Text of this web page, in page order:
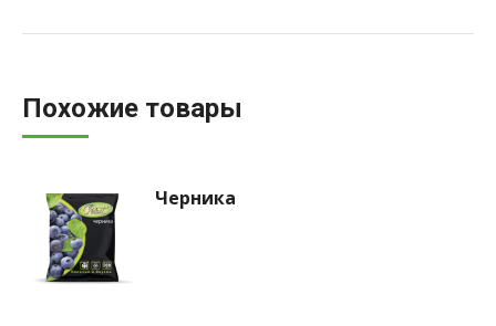
Похожие товары
Черника